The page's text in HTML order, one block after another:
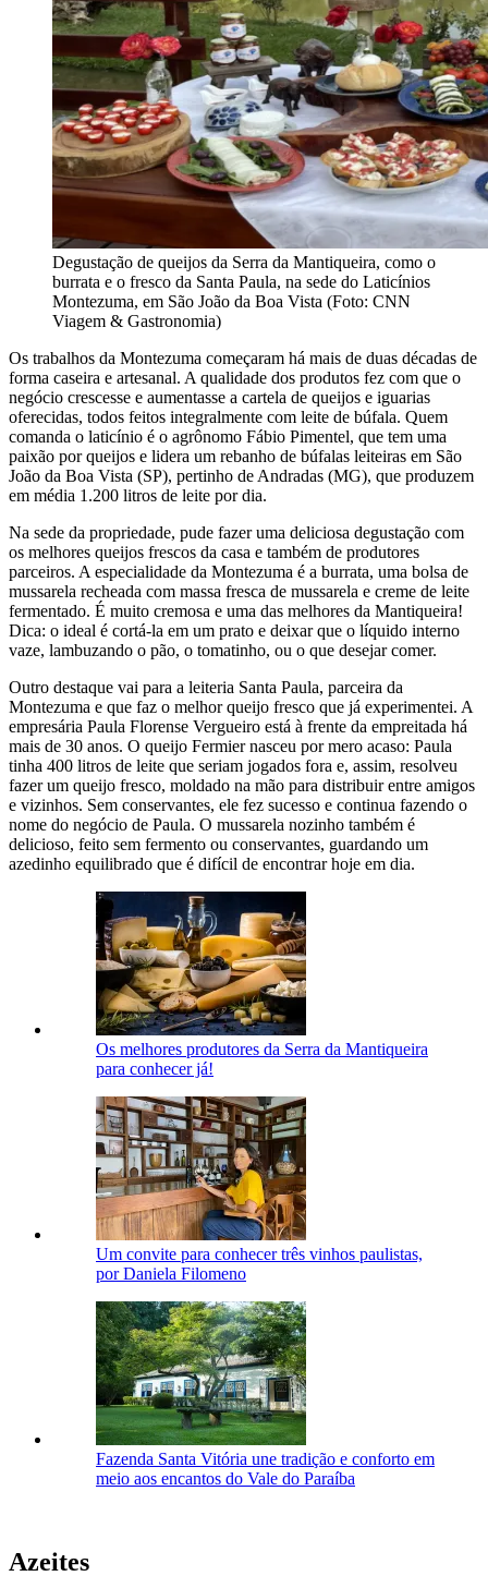
Degustação de queijos da Serra da Mantiqueira, como o
burrata e o fresco da Santa Paula, na sede do Laticínios
Montezuma, em São João da Boa Vista (Foto: CNN
Viagem & Gastronomia)
Os trabalhos da Montezuma começaram há mais de duas décadas de
forma caseira e artesanal. A qualidade dos produtos fez com que o
negócio crescesse e aumentasse a cartela de queijos e iguarias
oferecidas, todos feitos integralmente com leite de búfala. Quem
comanda o laticínio é o agrônomo Fábio Pimentel, que tem uma
paixão por queijos e lidera um rebanho de búfalas leiteiras em São
João da Boa Vista (SP), pertinho de Andradas (MG), que produzem
em média 1.200 litros de leite por dia.
Na sede da propriedade, pude fazer uma deliciosa degustação com
os melhores queijos frescos da casa e também de produtores
parceiros. A especialidade da Montezuma é a burrata, uma bolsa de
mussarela recheada com massa fresca de mussarela e creme de leite
fermentado. É muito cremosa e uma das melhores da Mantiqueira!
Dica: o ideal é cortá-la em um prato e deixar que o líquido interno
vaze, lambuzando o pão, o tomatinho, ou o que desejar comer.
Outro destaque vai para a leiteria Santa Paula, parceira da
Montezuma e que faz o melhor queijo fresco que já experimentei. A
empresária Paula Florense Vergueiro está à frente da empreitada há
mais de 30 anos. O queijo Fermier nasceu por mero acaso: Paula
tinha 400 litros de leite que seriam jogados fora e, assim, resolveu
fazer um queijo fresco, moldado na mão para distribuir entre amigos
e vizinhos. Sem conservantes, ele fez sucesso e continua fazendo o
nome do negócio de Paula. O mussarela nozinho também é
delicioso, feito sem fermento ou conservantes, guardando um
azedinho equilibrado que é difícil de encontrar hoje em dia.
Os melhores produtores da Serra da Mantiqueira
para conhecer já!
Um convite para conhecer três vinhos paulistas,
por Daniela Filomeno
Fazenda Santa Vitória une tradição e conforto em
meio aos encantos do Vale do Paraíba
Azeites